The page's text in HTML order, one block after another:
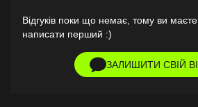
Відгуків поки що немає, тому ви
написати перший :)
ЗАЛИШИТИ СВІЙ